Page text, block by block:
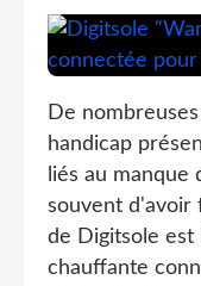
De
handicap
liés au manque
souvent d'avoir
de Digitsole est
chauffante